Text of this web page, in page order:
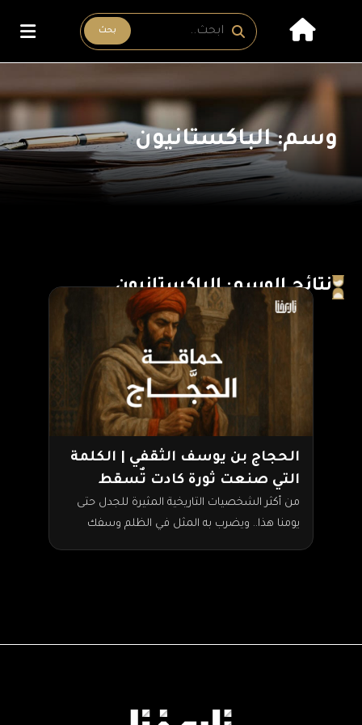
بحث
وسم: الباكستانيون
نتائج الوسم: الباكستانيون
الحجاج بن يوسف الثقفي | الكلمة
التي صنعت ثورة كادت تٌسقط
الخلافة
من أكثر الشخصيات التاريخية المثيرة للجدل حتى
يومنا هذا.. ويضرب به المثل في الظلم وسفك